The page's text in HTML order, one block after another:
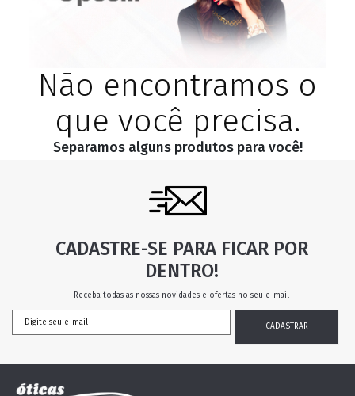
Não encontramos o
que você precisa.
Separamos alguns produtos para você!
CADASTRE-SE PARA FICAR POR
DENTRO!
Receba todas as nossas novidades e ofertas no seu e-mail